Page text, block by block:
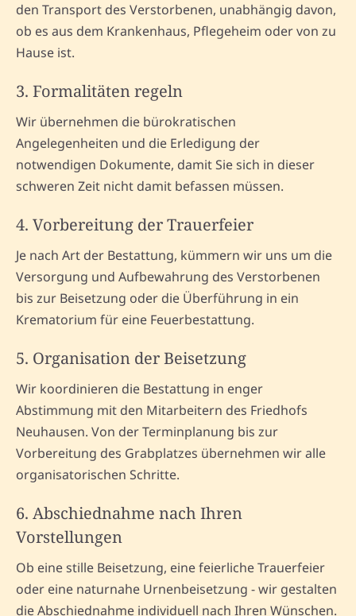
den Transport des Verstorbenen, unabhängig davon,
ob es aus dem Krankenhaus, Pflegeheim oder von zu
Hause ist.
3. Formalitäten regeln
Wir übernehmen die bürokratischen
Angelegenheiten und die Erledigung der
notwendigen Dokumente, damit Sie sich in dieser
schweren Zeit nicht damit befassen müssen.
4. Vorbereitung der Trauerfeier
Je nach Art der Bestattung, kümmern wir uns um die
Versorgung und Aufbewahrung des Verstorbenen
bis zur Beisetzung oder die Überführung in ein
Krematorium für eine Feuerbestattung.
5. Organisation der Beisetzung
Wir koordinieren die Bestattung in enger
Abstimmung mit den Mitarbeitern des Friedhofs
Neuhausen. Von der Terminplanung bis zur
Vorbereitung des Grabplatzes übernehmen wir alle
organisatorischen Schritte.
6. Abschiednahme nach Ihren
Vorstellungen
Ob eine stille Beisetzung, eine feierliche Trauerfeier
oder eine naturnahe Urnenbeisetzung - wir gestalten
die Abschiednahme individuell nach Ihren Wünschen.